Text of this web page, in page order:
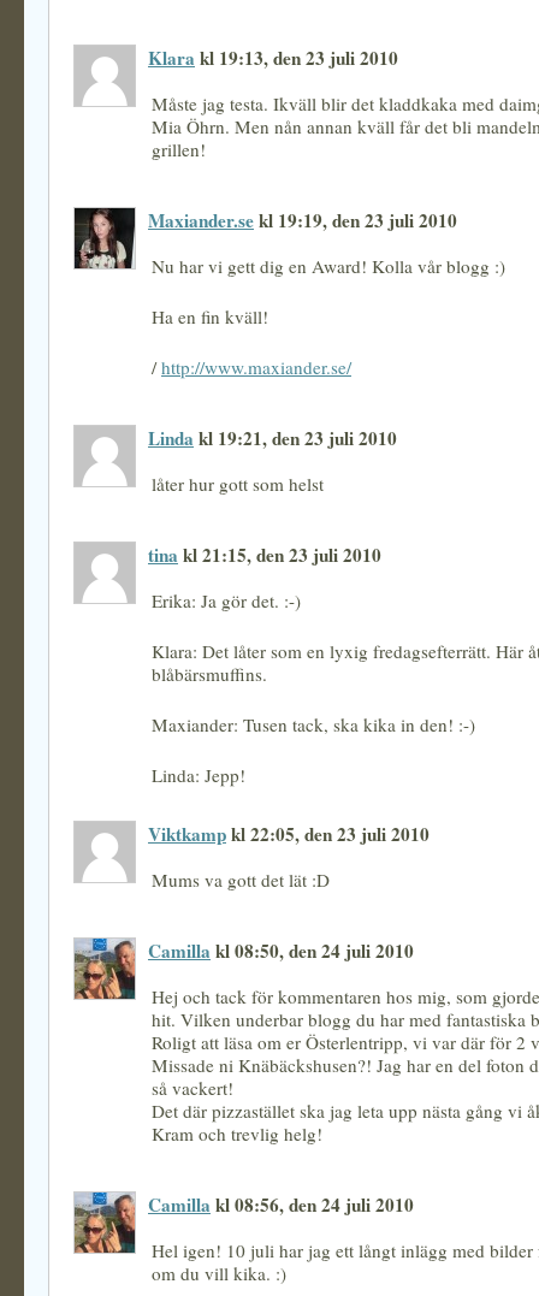
Klara kl 19:13, den 23 juli 2010
Måste jag testa. Ikväll blir det kladdkaka med
Mia Öhrn. Men nån annan kväll får det bli
grillen!
Maxiander.sekl 19:19, den 23 juli 2010
Nu har vi gett dig en Award! Kolla vår blogg :)
Ha en fin kväll!
/http://www.maxiander.se/
Linda kl 19:21, den 23 juli 2010
låter hur gott som helst
tina kl 21:15, den 23 juli 2010
Erika: Ja gör det. :-)
Klara: Det låter som en lyxig fredagsefterrätt. Här
blåbärsmuffins.
Maxiander: Tusen tack, ska kika in den! :-)
Linda: Jepp!
Viktkampkl 22:05, den 23 juli 2010
Mums va gott det lät :D
Camilla kl 08:50, den 24 juli 2010
Hej och tack för kommentaren hos mig, som
hit. Vilken underbar blogg du har med fantastiska
Roligt att läsa om er Österlentripp, vi var där för 2
Missade ni Knäbäckshusen?! Jag har en del foton
så vackert!
Det där pizzastället ska jag leta upp nästa gång vi
Kram och trevlig helg!
Camilla kl 08:56, den 24 juli 2010
Hel igen! 10 juli har jag ett långt inlägg med bilder
om du vill kika. :)